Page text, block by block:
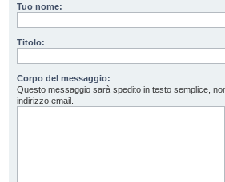
Tuo nome:
Titolo:
Corpo del messaggio:
Questo messaggio sarà spedito in testo semplice,
indirizzo email.